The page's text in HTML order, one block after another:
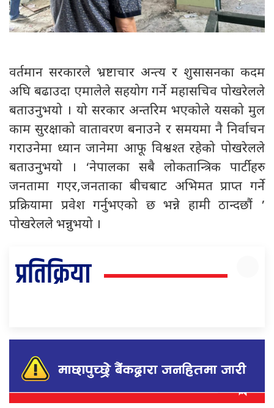
वर्तमान सरकारले भ्रष्टाचार अन्त्य र शुसासनका कदम
अघि बढाउदा एमालेले सहयोग गर्ने महासचिव पोखरेलले
बताउनुभयो । यो सरकार अन्तरिम भएकोले यसको मुल
काम सुरक्षाको वातावरण बनाउने र समयमा नै निर्वाचन
गराउनेमा ध्यान जानेमा आफू विश्वश्त रहेको पोखरेलले
बताउनुभयो । ‘नेपालका सबै लोकतान्त्रिक पार्टीहरु
जनतामा गएर,जनताका बीचबाट अभिमत प्राप्त गर्ने
प्रक्रियामा प्रवेश गर्नुभएको छ भन्ने हामी ठान्दछौं ’
पोखरेलले भन्नुभयो ।
प्रतिक्रिया